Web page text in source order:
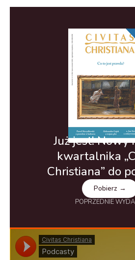
Już jest! Nowy
kwartalnika
Christiana” do
Pobierz →
POPRZEDNIE